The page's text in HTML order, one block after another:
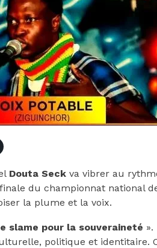
Douta Seck va vibrer au
du championnat national
la plume et la voix.
slame pour la souveraineté
politique et identitaire.